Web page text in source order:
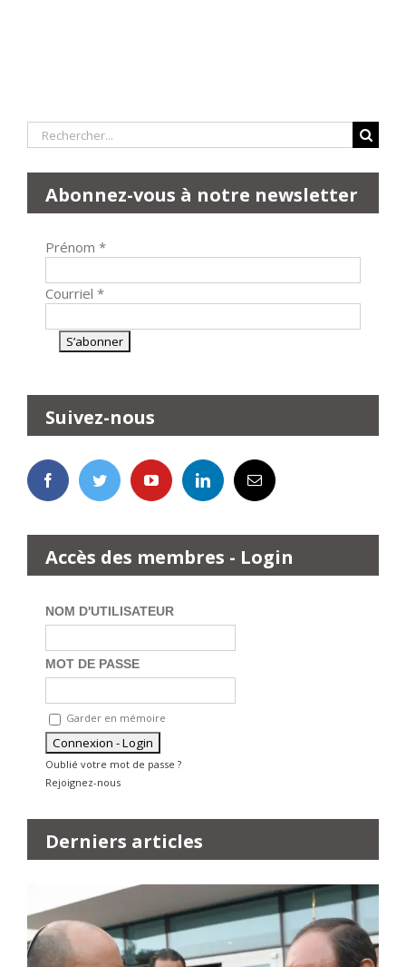
Rechercher:
Abonnez-vous à notre newsletter
Prénom *
Courriel *
Suivez-nous
Accès des membres - Login
NOM D'UTILISATEUR
MOT DE PASSE
Garder en mémoire
Oublié votre mot de passe ?
Rejoignez-nous
Derniers articles